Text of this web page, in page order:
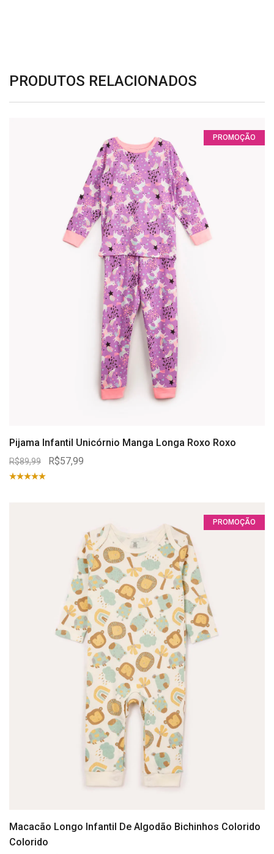
PRODUTOS RELACIONADOS
PROMOÇÃO
Pijama Infantil Unicórnio Manga Longa Roxo Roxo
R$89,99 R$57,99
PROMOÇÃO
Macacão Longo Infantil De Algodão Bichinhos Colorido
Colorido